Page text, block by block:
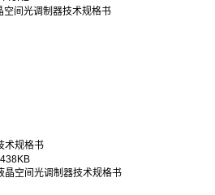
间光调制器技术规格书
术规格书
空间光调制器技术规格书